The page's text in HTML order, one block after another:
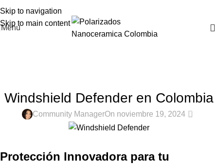
Skip to navigation
Skip to main content
Menu
Windshield Defender en Colombia
Community ManagerOn noviembre 19, 2024 0
Protección Innovadora para tu